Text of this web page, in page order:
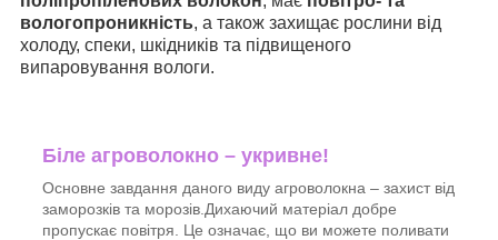
вологопроникність, а також захищає рослини від
холоду, спеки, шкідників та підвищеного
випаровування вологи.
Біле агроволокно – укривне!
Основне завдання даного виду агроволокна – захист від
заморозків та морозів.Дихаючий матеріал добре
пропускає повітря. Це означає, що ви можете поливати